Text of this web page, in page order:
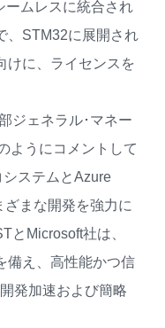
ームレスに統合され
、STM32に展開され
けに、ライセンスを
ジェネラル･マネー
ようにコメントして
ステムとAzure
まな開発を強力に
とMicrosoft社は、
備え、高性能かつ信
発加速および簡略